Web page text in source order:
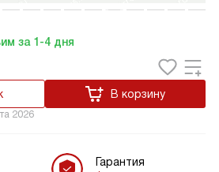
за 1-4 дня
В корзину
2026
Гарантия